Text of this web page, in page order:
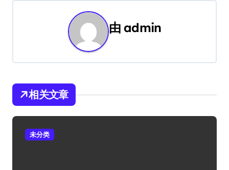
航
由admin
相关文章
未分类